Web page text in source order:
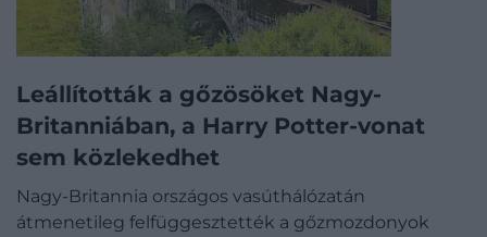
Leállították a gőzösöket Nagy-
Britanniában, a Harry Potter-vonat
sem közlekedhet
Nagy-Britannia országos vasúthálózatán
átmenetileg felfüggesztették a gőzmozdonyok